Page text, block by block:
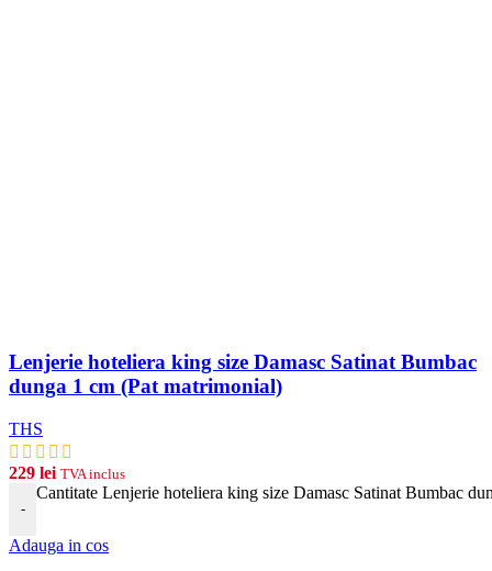
Lenjerie hoteliera king size Damasc Satinat Bumbac
dunga 1 cm (Pat matrimonial)
THS
229 lei TVA inclus
-
Cantitate Lenjerie hoteliera king size Damasc Satinat Bumbac
Adauga in cos